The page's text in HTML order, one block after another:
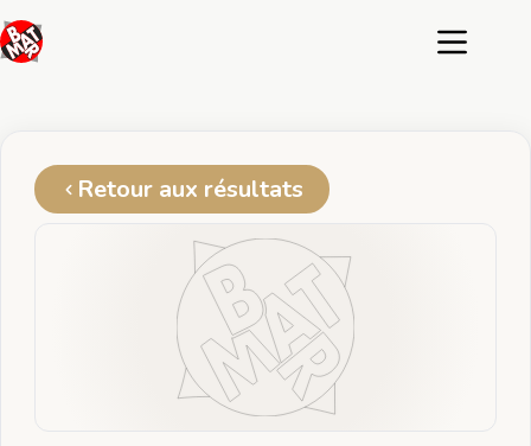
au
contenu
Retour aux résultats